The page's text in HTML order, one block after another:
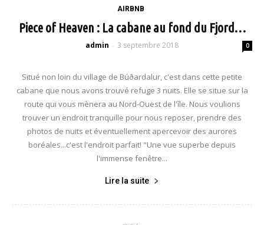
AIRBNB
Piece of Heaven : La cabane au fond du Fjord…
admin - 3 septembre 2018 0
Situé non loin du village de Búðardalur, c'est dans cette petite
cabane que nous avons trouvé refuge 3 nuits. Elle se situe sur la
route qui vous mènera au Nord-Ouest de l'île. Nous voulions
trouver un endroit tranquille pour nous reposer, prendre des
photos de nuits et éventuellement apercevoir des aurores
boréales...c'est l'endroit parfait! "Une vue superbe depuis
l'immense fenêtre...
Lire la suite